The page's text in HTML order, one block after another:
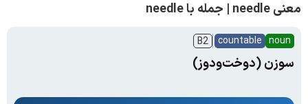
معنی needle | جمله با needle
noun
countable
B2
سوزن (دوخت‌ودوز)